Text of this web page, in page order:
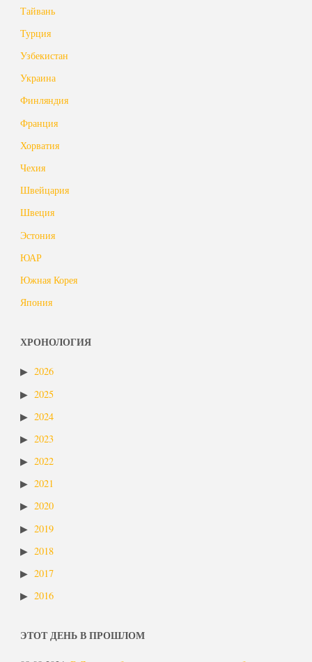
Тайвань
Турция
Узбекистан
Украина
Финляндия
Франция
Хорватия
Чехия
Швейцария
Швеция
Эстония
ЮАР
Южная Корея
Япония
ХРОНОЛОГИЯ
2026
2025
2024
2023
2022
2021
2020
2019
2018
2017
2016
ЭТОТ ДЕНЬ В ПРОШЛОМ